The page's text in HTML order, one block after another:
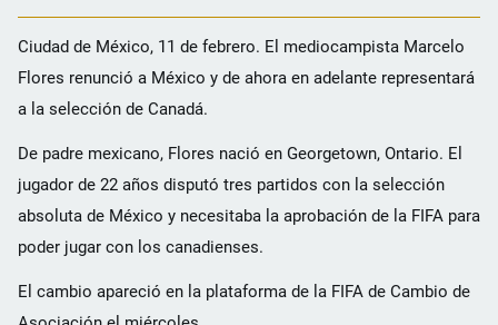
Ciudad de México, 11 de febrero. El mediocampista Marcelo
Flores renunció a México y de ahora en adelante representará
a la selección de Canadá.
De padre mexicano, Flores nació en Georgetown, Ontario. El
jugador de 22 años disputó tres partidos con la selección
absoluta de México y necesitaba la aprobación de la FIFA para
poder jugar con los canadienses.
El cambio apareció en la plataforma de la FIFA de Cambio de